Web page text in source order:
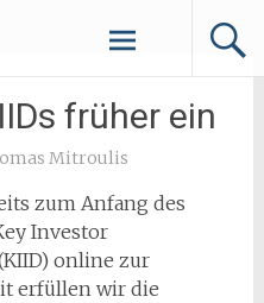
früher ein
Mitroulis
zum Anfang des
Investor
online zur
erfüllen wir die